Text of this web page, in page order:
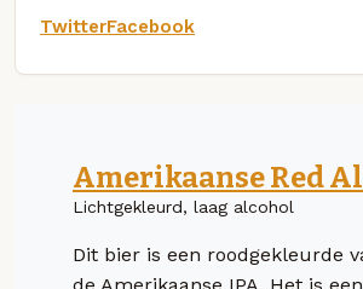
TwitterFacebook
Amerikaanse Red
Lichtgekleurd, laag alcohol
Dit bier is een roodgekleurde